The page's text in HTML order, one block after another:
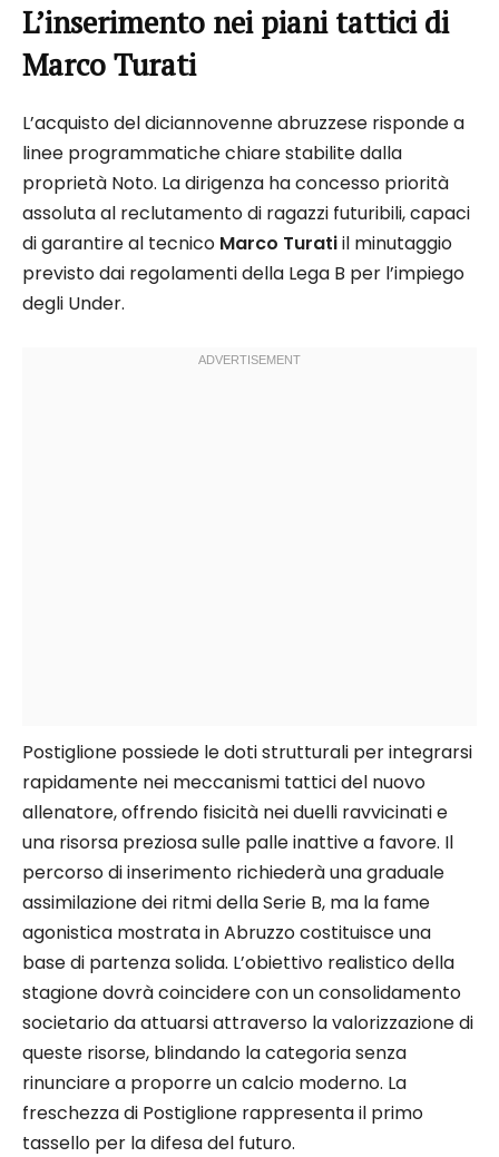
L’inserimento nei piani tattici di
Marco Turati
L’acquisto del diciannovenne abruzzese risponde a
linee programmatiche chiare stabilite dalla
proprietà Noto. La dirigenza ha concesso priorità
assoluta al reclutamento di ragazzi futuribili, capaci
di garantire al tecnico Marco Turatiil minutaggio
previsto dai regolamenti della Lega B per l’impiego
degli Under.
Postiglione possiede le doti strutturali per integrarsi
rapidamente nei meccanismi tattici del nuovo
allenatore, offrendo fisicità nei duelli ravvicinati e
una risorsa preziosa sulle palle inattive a favore. Il
percorso di inserimento richiederà una graduale
assimilazione dei ritmi della Serie B, ma la fame
agonistica mostrata in Abruzzo costituisce una
base di partenza solida. L’obiettivo realistico della
stagione dovrà coincidere con un consolidamento
societario da attuarsi attraverso la valorizzazione di
queste risorse, blindando la categoria senza
rinunciare a proporre un calcio moderno. La
freschezza di Postiglione rappresenta il primo
tassello per la difesa del futuro.